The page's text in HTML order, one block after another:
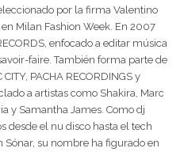
por la firma Valentino
Milan Fashion Week. En 2007
enfocado a editar música
faire. También forma parte de
PACHA RECORDINGS y
a artistas como Shakira, Marc
y Samantha James. Como dj
desde el nu disco hasta el tech
Sónar, su nombre ha figurado en